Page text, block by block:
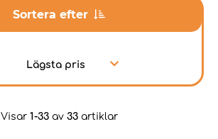
Sortera efter
Lägsta pris
Visar 1-33av 33artiklar